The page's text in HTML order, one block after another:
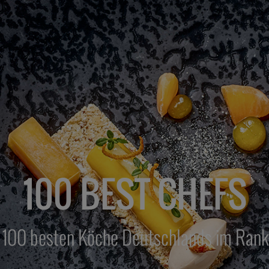
100 BEST CHEFS
besten Köche Deutschlands im